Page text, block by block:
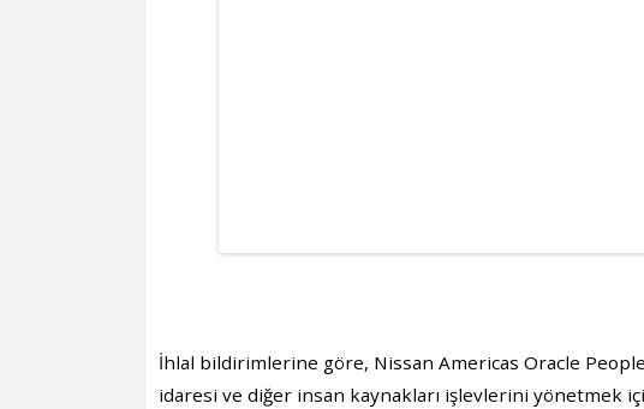
İhlal bildirimlerine göre, Nissan Americas Oracle
idaresi ve diğer insan kaynakları işlevlerini yönetmek